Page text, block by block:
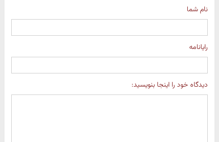
نام شما
رایانامه
دیدگاه خود را اینجا بنویسید: